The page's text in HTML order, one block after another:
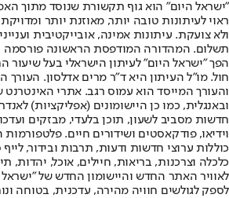
"ישראל היום" הוא גוף תקשורת שנוסד מתוך
ראוי לעיתונות טובה יותר, מאוזנת יותר
ולא צועקת. עיתונות אמינה, אובייקטיבית
הפך "ישראל היום" לעיתון הישראלי בעל שיעור
חול. מו"ל העיתון היא ד"ר מרים אדלסון. העורך
והעורך המייסד הוא עמוס רגב. אתרי
חדשות מסביב לשעון, תוכן בלעדי, מבזקים
וידיאו, פודקאסטים ושידורים חיים.
כוללות ערוצי חדשות ודעות, תרבות ובידור, לייף
לאוויר האתר החדש והיישומון החדש של
לספק לגולשים חוויה מהירה, עדכנית, בטוחה